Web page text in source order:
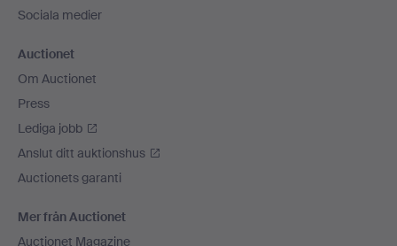
Sociala medier
Auctionet
Om Auctionet
Press
Lediga jobb
Anslut ditt auktionshus
Auctionets garanti
Mer från Auctionet
Auctionet Magazine